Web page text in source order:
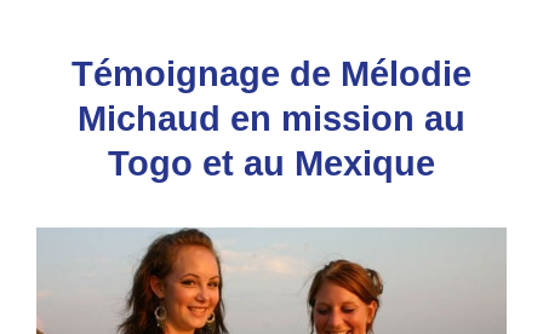
Témoignage de Mélodie
Michaud en mission au
Togo et au Mexique